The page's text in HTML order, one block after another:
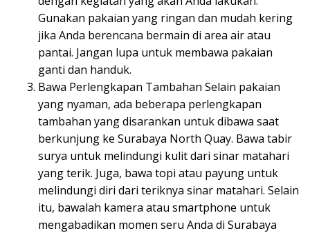
Gunakan pakaian yang ringan dan mudah kering
jika Anda berencana bermain di area air atau
pantai. Jangan lupa untuk membawa pakaian
ganti dan handuk.
Bawa Perlengkapan Tambahan Selain pakaian
yang nyaman, ada beberapa perlengkapan
tambahan yang disarankan untuk dibawa saat
berkunjung ke Surabaya North Quay. Bawa tabir
surya untuk melindungi kulit dari sinar matahari
yang terik. Juga, bawa topi atau payung untuk
melindungi diri dari teriknya sinar matahari. Selain
itu, bawalah kamera atau smartphone untuk
mengabadikan momen seru Anda di Surabaya